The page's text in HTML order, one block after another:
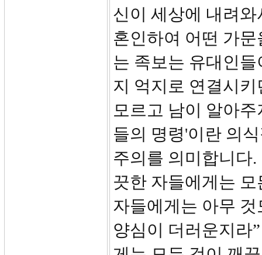
신이 세상에 내려
혼인하여 어떤 가
는 족보는 유대인
지 억지로 연결시
모르고 남이 알아
들의 명령'이란 의
주의를 의미합니다
끗한 자들에게는
자들에게는 아무
양심이 더러운지라